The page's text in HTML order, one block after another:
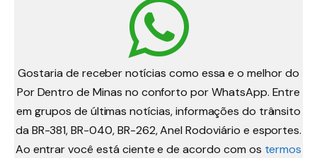
Gostaria de receber notícias como essa e o melhor do
Por Dentro de Minas no conforto por WhatsApp. Entre
em grupos de últimas notícias, informações do trânsito
da BR-381, BR-040, BR-262, Anel Rodoviário e esportes.
Ao entrar você está ciente e de acordo com os termos